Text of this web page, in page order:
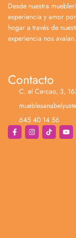
Desde nuestra
experiencia y amor
hogar a través de
experiencia nos avalan.
Contacto
C. el Cercao, 3,
645 40 14 56